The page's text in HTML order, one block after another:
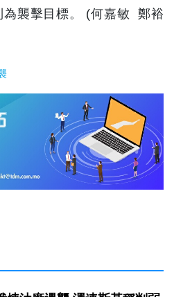
為襲擊目標。 (何嘉敏 鄭裕